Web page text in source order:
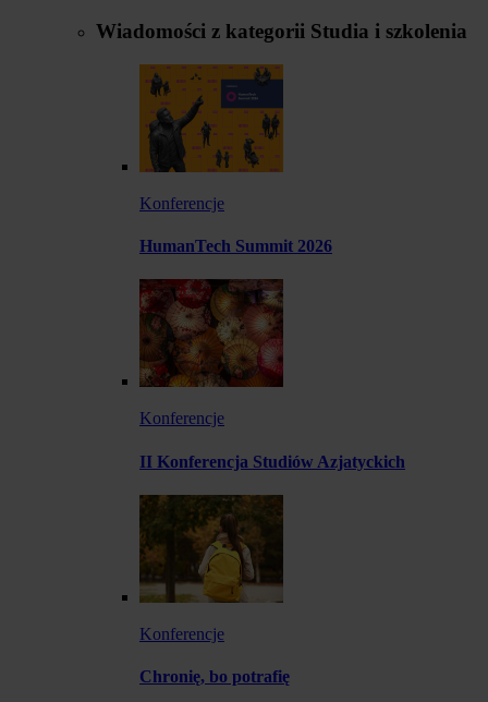
Wiadomości z kategorii Studia i szkolenia
Konferencje
HumanTech Summit 2026
Konferencje
II Konferencja Studiów Azjatyckich
Konferencje
Chronię, bo potrafię